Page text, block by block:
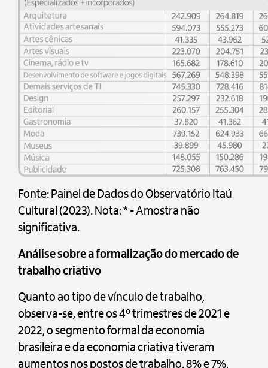
Fonte: Painel de Dados do Observatório Itaú
Cultural (2023). Nota: * - Amostra não
significativa.
Análise sobre a formalização do mercado de
trabalho criativo
Quanto ao tipo de vínculo de trabalho,
observa-se, entre os 4º trimestres de 2021 e
2022, o segmento formal da economia
brasileira e da economia criativa tiveram
aumentos nos postos de trabalho, 8% e 7%,